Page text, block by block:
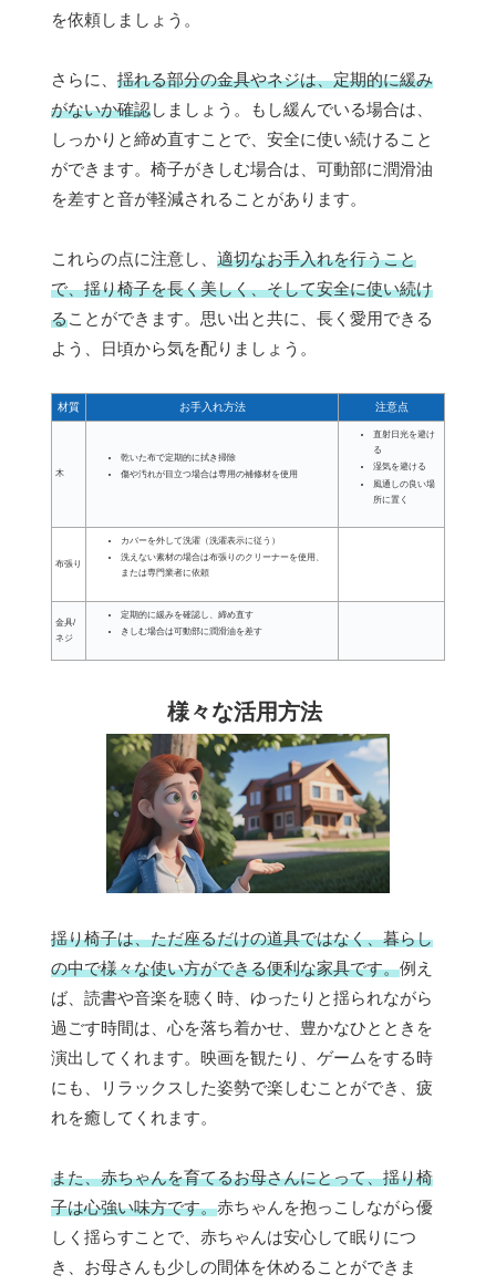
を依頼しましょう。
さらに、 揺れる部分の金具やネジは、定期的に緩み
がないか確認しましょう。もし緩んでいる場合は、
しっかりと締め直すことで、安全に使い続けること
ができます。椅子がきしむ場合は、可動部に潤滑油
を差すと音が軽減されることがあります。
これらの点に注意し、 適切なお手入れを行うこと
で、揺り椅子を長く美しく、そして安全に使い続け
ることができます。思い出と共に、長く愛用できる
よう、日頃から気を配りましょう。
材質 お手入れ方法 注意点
木
乾いた布で定期的に拭き掃除
傷や汚れが目立つ場合は専用の補修材を使用
直射日光を避け
る
湿気を避ける
風通しの良い場
所に置く
布張り
カバーを外して洗濯（洗濯表示に従う）
洗えない素材の場合は布張りのクリーナーを使用、
または専門業者に依頼
金具/
ネジ
定期的に緩みを確認し、締め直す
きしむ場合は可動部に潤滑油を差す
様々な活用方法
揺り椅子は、ただ座るだけの道具ではなく、暮らし
の中で様々な使い方ができる便利な家具です。例え
ば、読書や音楽を聴く時、ゆったりと揺られながら
過ごす時間は、心を落ち着かせ、豊かなひとときを
演出してくれます。映画を観たり、ゲームをする時
にも、リラックスした姿勢で楽しむことができ、疲
れを癒してくれます。
また、赤ちゃんを育てるお母さんにとって、揺り椅
子は心強い味方です。赤ちゃんを抱っこしながら優
しく揺らすことで、赤ちゃんは安心して眠りにつ
き、お母さんも少しの間体を休めることができま